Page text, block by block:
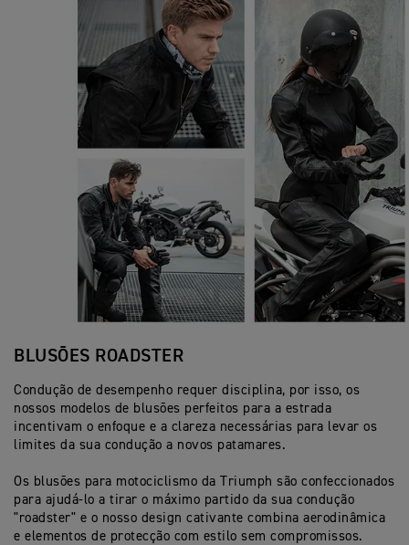
BLUSÕES ROADSTER
Condução de desempenho requer disciplina, por isso, os
nossos modelos de blusões perfeitos para a estrada
incentivam o enfoque e a clareza necessárias para levar os
limites da sua condução a novos patamares.
Os blusões para motociclismo da Triumph são confeccionados
para ajudá-lo a tirar o máximo partido da sua condução
"roadster" e o nosso design cativante combina aerodinâmica
e elementos de protecção com estilo sem compromissos.